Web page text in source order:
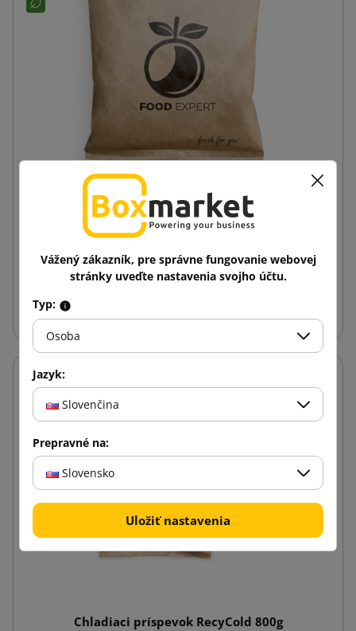
Chladiaci vklad RecyCold 800g s potlačou
RecyCold® cool pack
Chladiaci príspevok RecyCold 800g
Vážený zákazník, pre správne fungovanie webovej
stránky uveďte nastavenia svojho účtu.
Typ:
Osoba
Jazyk:
Slovenčina
Prepravné na:
Slovensko
Uložiť nastavenia